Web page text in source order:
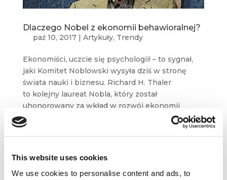
This website uses cookies
We use cookies to personalise content and ads, to
Dlaczego Nobel z ekonomii behawioralnej?
paź 10, 2017| Artykuły, Trendy
Ekonomiści, uczcie się psychologii! – to sygnał,
jaki Komitet Noblowski wysyła dziś w stronę
świata nauki i biznesu. Richard H. Thaler
to kolejny laureat Nobla, który został
uhonorowany za wkład w rozwój ekonomii
behawioralnej....